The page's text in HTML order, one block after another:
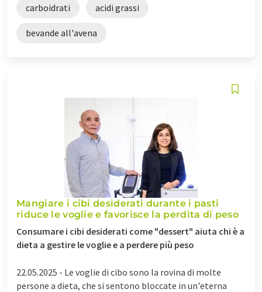
carboidrati acidi grassi
bevande all'avena
Mangiare i cibi desiderati durante i pasti
riduce le voglie e favorisce la perdita di peso
Consumare i cibi desiderati come "dessert" aiuta chi è a
dieta a gestire le voglie e a perdere più peso
22.05.2025 - Le voglie di cibo sono la rovina di molte
persone a dieta, che si sentono bloccate in un'eterna